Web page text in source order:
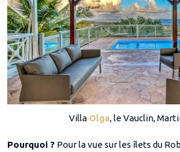
Villa Olga, le Vauclin,
Pourquoi ? Pour la vue sur les îlets du